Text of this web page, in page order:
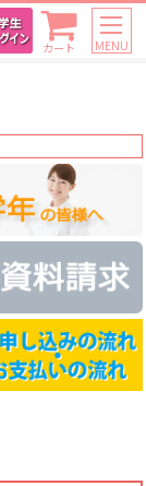
カート MENU